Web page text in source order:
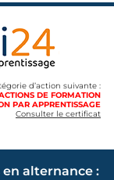
d’action suivante :
DE FORMATION
PAR APPRENTISSAGE
Consulter le certificat
alternance :